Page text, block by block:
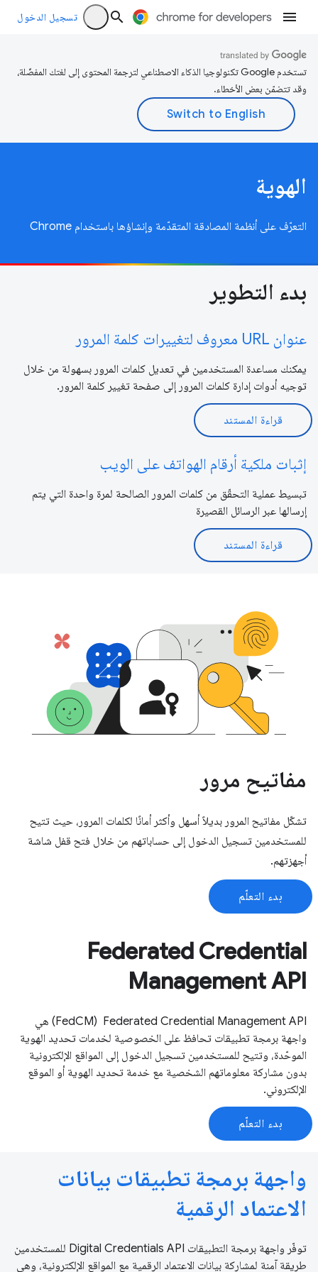
تسجيل الدخول
تستخدم Google تكنولوجيا الذكاء الاصطناعي لترجمة المحتوى إلى لغتك المفضّلة،
وقد تتضمّن بعض الأخطاء.
الهوية
التعرّف على أنظمة المصادقة المتقدّمة وإنشاؤها باستخدام Chrome
بدء التطوير
عنوان URL معروف لتغييرات كلمة المرور
يمكنك مساعدة المستخدمين في تعديل كلمات المرور بسهولة من خلال
توجيه أدوات إدارة كلمات المرور إلى صفحة تغيير كلمة المرور.
قراءة المستند
إثبات ملكية أرقام الهواتف على الويب
تبسيط عملية التحقّق من كلمات المرور الصالحة لمرة واحدة التي يتم
إرسالها عبر الرسائل القصيرة
قراءة المستند
مفاتيح مرور
تشكّل مفاتيح المرور بديلاً أسهل وأكثر أمانًا لكلمات المرور، حيث تتيح
للمستخدمين تسجيل الدخول إلى حساباتهم من خلال فتح قفل شاشة
أجهزتهم.
بدء التعلّم
Federated Credential
Management API
‫Federated Credential Management API ‏ (FedCM) هي
واجهة برمجة تطبيقات تحافظ على الخصوصية لخدمات تحديد الهوية
الموحّدة، وتتيح للمستخدمين تسجيل الدخول إلى المواقع الإلكترونية
بدون مشاركة معلوماتهم الشخصية مع خدمة تحديد الهوية أو الموقع
الإلكتروني.
بدء التعلّم
واجهة برمجة تطبيقات بيانات
الاعتماد الرقمية
توفّر واجهة برمجة التطبيقات Digital Credentials API للمستخدمين
طريقة آمنة لمشاركة بيانات الاعتماد الرقمية مع المواقع الإلكترونية، وهي